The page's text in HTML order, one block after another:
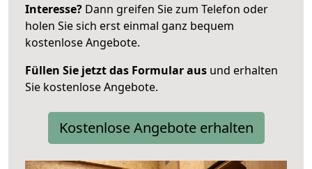
Interesse? Dann greifen Sie zum Telefon oder
holen Sie sich erst einmal ganz bequem
kostenlose Angebote.
Füllen Sie jetzt das Formular aus und erhalten
Sie kostenlose Angebote.
Kostenlose Angebote erhalten